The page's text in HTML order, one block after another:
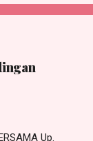
Up.